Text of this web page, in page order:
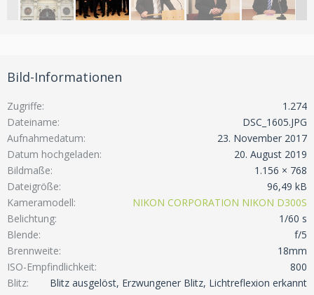
Bild-Informationen
Zugriffe
1.274
Dateiname
DSC_1605.JPG
Aufnahmedatum
23. November 2017
Datum hochgeladen
20. August 2019
Bildmaße
1.156 × 768
Dateigröße
96,49 kB
Kameramodell
NIKON CORPORATION NIKON D300S
Belichtung
1/60 s
Blende
f/5
Brennweite
18mm
ISO-Empfindlichkeit
800
Blitz
Blitz ausgelöst, Erzwungener Blitz, Lichtreflexion erkannt